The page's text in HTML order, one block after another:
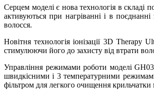
Серцем моделі є нова технологія в складі
активуються при нагріванні і в
волосся.
Новітня технологія іонізації 3D
стимулюючи його до захисту від втрати
Управління режимами роботи моделі
швидкісними і 3 температурними
фільтром для легкого очищення крильчатки